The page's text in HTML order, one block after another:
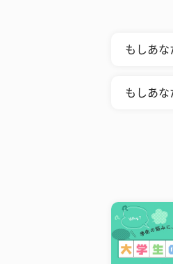
もしあな
もしあな